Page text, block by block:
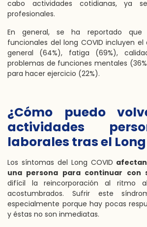
cabo actividades cotidianas, ya
profesionales.
En general, se ha reportado que
funcionales del long COVID incluyen
general (64%), fatiga (69%),
problemas de funciones mentales
para hacer ejercicio (22%).
¿Cómo puedo
actividades
laborales tras el Long
Los síntomas del Long COVID
una persona para continuar con
difícil la reincorporación al ritmo
acostumbrados. Sufrir este
especialmente porque hay pocas
y éstas no son inmediatas.